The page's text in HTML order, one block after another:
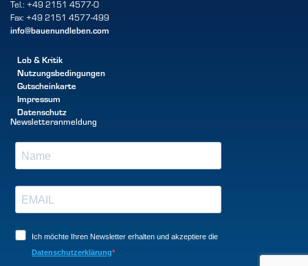
Tel.: +49 2151 4577-0
Fax: +49 2151 4577-499
info@bauenundleben.com
Lob & Kritik
Nutzungsbedingungen
Gutscheinkarte
Impressum
Datenschutz
Newsletteranmeldung
Ich möchte Ihren Newsletter erhalten und akzeptiere die
Datenschutzerklärung